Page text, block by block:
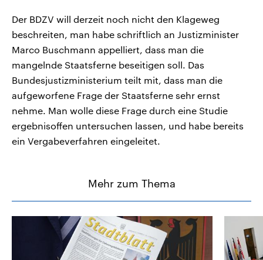
Der BDZV will derzeit noch nicht den Klageweg
beschreiten, man habe schriftlich an Justizminister
Marco Buschmann appelliert, dass man die
mangelnde Staatsferne beseitigen soll. Das
Bundesjustizministerium teilt mit, dass man die
aufgeworfene Frage der Staatsferne sehr ernst
nehme. Man wolle diese Frage durch eine Studie
ergebnisoffen untersuchen lassen, und habe bereits
ein Vergabeverfahren eingeleitet.
Mehr zum Thema